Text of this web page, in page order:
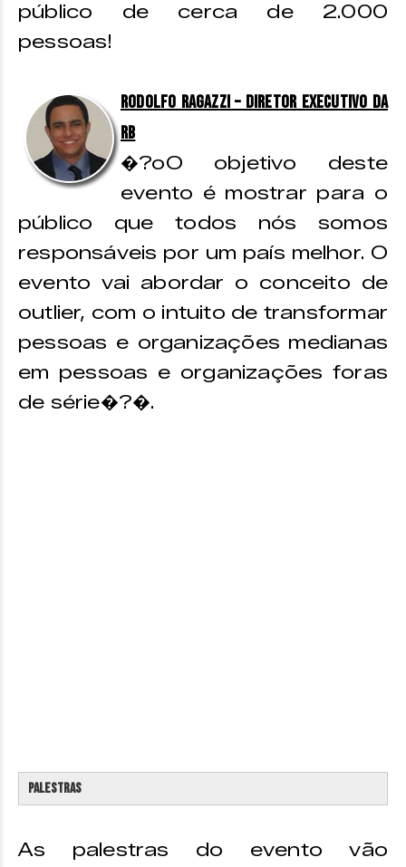
público de cerca de 2.000
pessoas!
Rodolfo Ragazzi – Diretor executivo da
RB
�?oO objetivo deste
evento é mostrar para o
público que todos nós somos
responsáveis por um país melhor. O
evento vai abordar o conceito de
outlier, com o intuito de transformar
pessoas e organizações medianas
em pessoas e organizações foras
de série�?�.
Palestras
As palestras do evento vão